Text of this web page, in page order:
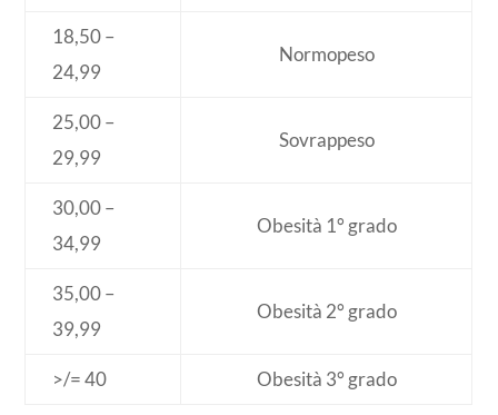
18,50 –
24,99
Normopeso
25,00 –
29,99
Sovrappeso
30,00 –
34,99
Obesità 1° grado
35,00 –
39,99
Obesità 2° grado
>/= 40 Obesità 3° grado